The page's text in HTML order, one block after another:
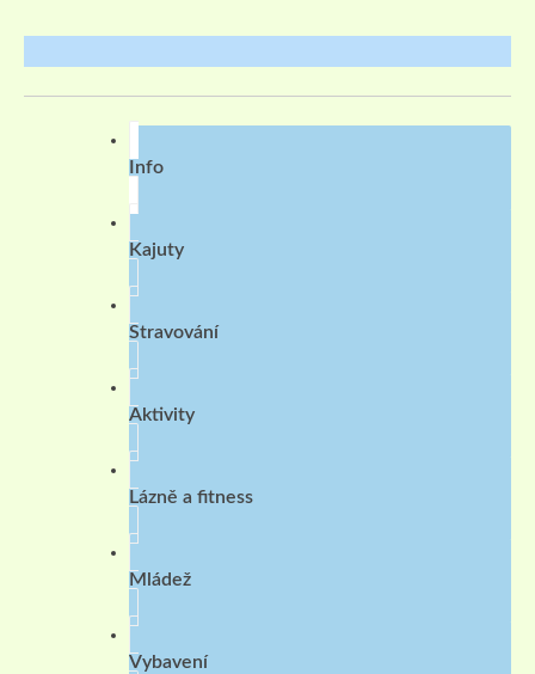
Info
Kajuty
Stravování
Aktivity
Lázně a fitness
Mládež
Vybavení